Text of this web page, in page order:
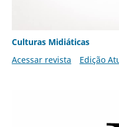
Culturas Midiáticas
Acessar revista
Edição